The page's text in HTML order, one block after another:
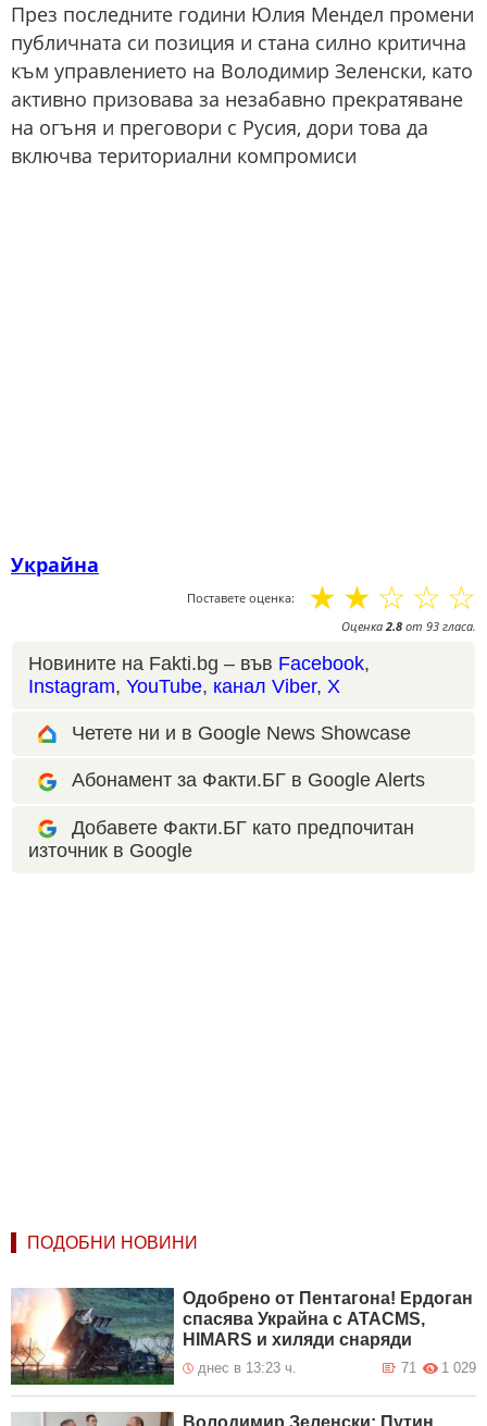
През последните години Юлия Мендел промени
публичната си позиция и стана силно критична
към управлението на Володимир Зеленски, като
активно призовава за незабавно прекратяване
на огъня и преговори с Русия, дори това да
включва териториални компромиси
Украйна
Поставете оценка: ☆
☆
☆
☆
☆
Оценка2.8 от 93 гласа.
Новините на Fakti.bg – във Facebook,
Instagram, YouTube, канал Viber, X
Четете ни и в Google News Showcase
Абонамент за Факти.БГ в Google Alerts
Добавете Факти.БГ като предпочитан
източник в Google
ПОДОБНИ НОВИНИ
Одобрено от Пентагона! Ердоган
спасява Украйна с ATACMS,
HIMARS и хиляди снаряди
днес в 13:23 ч. 1 029
71
Володимир Зеленски: Путин